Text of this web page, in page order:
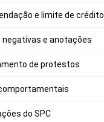
e limite de crédito
negativas e anotações
de protestos
do SPC